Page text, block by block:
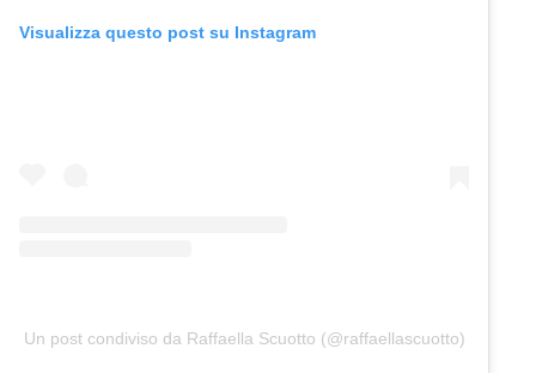
Visualizza questo post su Instagram
Un post condiviso da Raffaella Scuotto (@raffaellascuotto)